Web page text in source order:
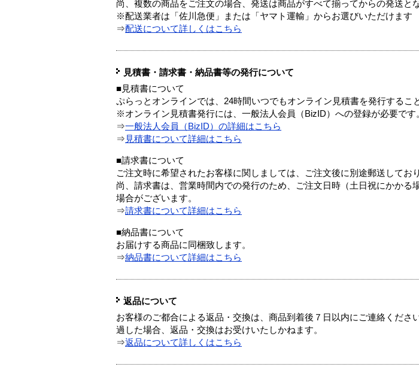
尚、複数の商品をご注文の場合、発送は商品がすべて揃ってからの発送と
※配送業者は「佐川急便」または「ヤマト運輸」からお選びいただけます
⇒配送について詳しくはこちら
見積書・請求書・納品書等の発行について
■見積書について
ぷらっとオンラインでは、24時間いつでもオンライン見積書を発行するこ
※オンライン見積書発行には、一般法人会員（BizID）への登録が必要です
⇒一般法人会員（BizID）の詳細はこちら
⇒ 見積書について詳細はこちら
■請求書について
ご注文時に希望されたお客様に関しましては、ご注文後に別途郵送してお
尚、請求書は、営業時間内での発行のため、ご注文日時（土日祝にかかる
場合がございます。
⇒請求書について詳細はこちら
■納品書について
お届けする商品に同梱致します。
⇒納品書について詳細はこちら
返品について
お客様のご都合による返品・交換は、商品到着後７日以内にご連絡くださ
過した場合、返品・交換はお受けいたしかねます。
⇒返品について詳しくはこちら